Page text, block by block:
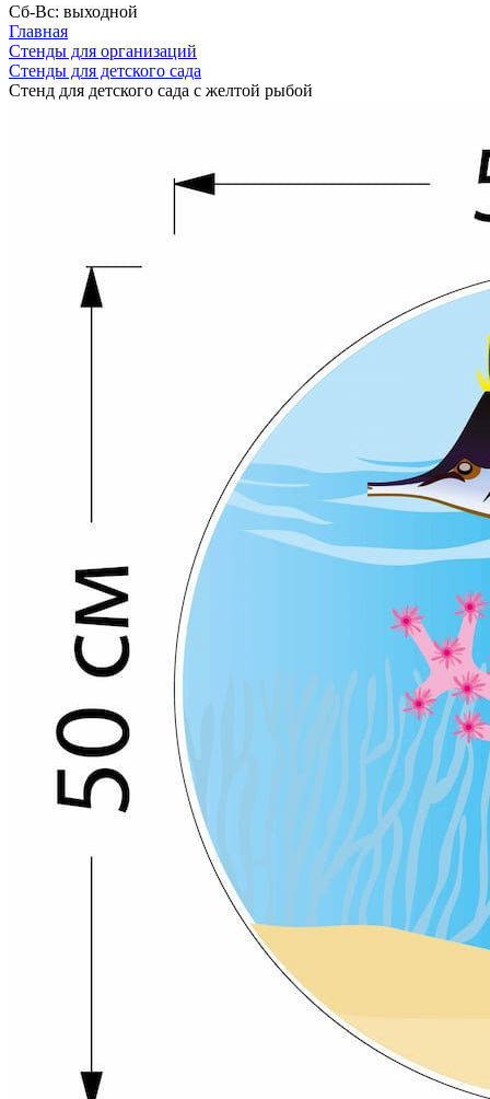
Сб-Вс: выходной
Главная
Стенды для организаций
Стенды для детского сада
Стенд для детского сада с желтой рыбой